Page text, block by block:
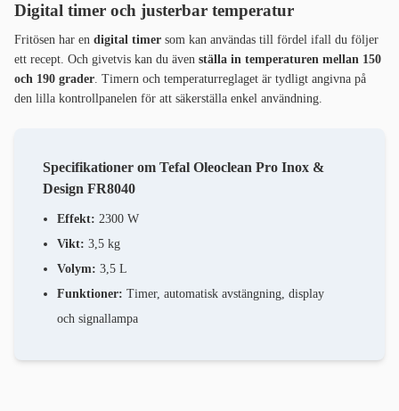
Digital timer och justerbar temperatur
Fritösen har en digital timer som kan användas till fördel ifall du följer
ett recept. Och givetvis kan du även ställa in temperaturen mellan 150
och 190 grader. Timern och temperaturreglaget är tydligt angivna på
den lilla kontrollpanelen för att säkerställa enkel användning.
Specifikationer om Tefal Oleoclean Pro Inox &
Design FR8040
Effekt: 2300 W
Vikt: 3,5 kg
Volym: 3,5 L
Funktioner: Timer, automatisk avstängning, display
och signallampa